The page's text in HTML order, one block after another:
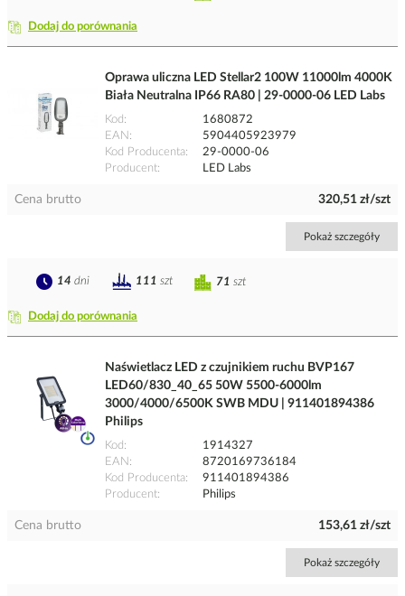
Dodaj do porównania
Oprawa uliczna LED Stellar2 100W 11000lm 4000K
Biała Neutralna IP66 RA80 | 29-0000-06 LED Labs
Kod
1680872
EAN
5904405923979
Kod Producenta
29-0000-06
Producent
LED Labs
Cena brutto 320,51 zł/szt
Pokaż szczegóły
Dodaj do porównania
71 szt
14 dni 111 szt
Naświetlacz LED z czujnikiem ruchu BVP167
LED60/830_40_65 50W 5500-6000lm
3000/4000/6500K SWB MDU | 911401894386
Philips
Kod
1914327
EAN
8720169736184
Kod Producenta
911401894386
Producent
Philips
Cena brutto 153,61 zł/szt
Pokaż szczegóły